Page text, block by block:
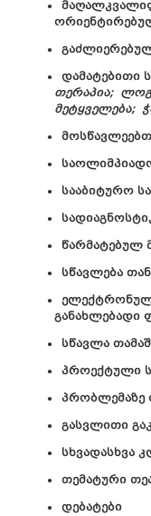
დამატებითი
თერაპია;
მეტყველება;
სააბიტურო
წარმატებულ
სწავლება
განახლებადი
სწავლა
პროექტული
პრობლემაზე
გასვლითი
სხვადასხვა
თემატური
დებატები